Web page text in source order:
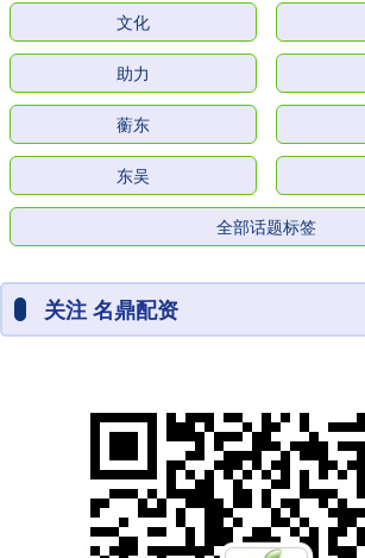
文化
助力
蘅东
东吴
全部话题标签
关注 名鼎配资